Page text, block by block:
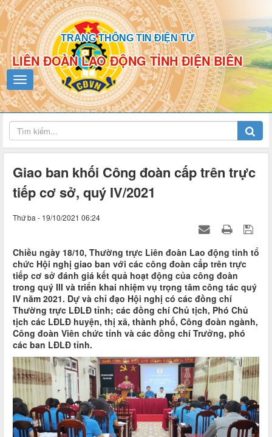
TRANG THÔNG TIN ĐIỆN TỬ
LIÊN ĐOÀN LAO ĐỘNG TỈNH ĐIỆN BIÊN
Giao ban khối Công đoàn cấp trên trực
tiếp cơ sở, quý IV/2021
Thứ ba - 19/10/2021 06:24
Chiều ngày 18/10, Thường trực Liên đoàn Lao động tỉnh tổ
chức Hội nghị giao ban với các công đoàn cấp trên trực
tiếp cơ sở đánh giá kết quả hoạt động của công đoàn
trong quý III và triển khai nhiệm vụ trọng tâm công tác quý
IV năm 2021. Dự và chỉ đạo Hội nghị có các đồng chí
Thường trực LĐLĐ tỉnh; các đồng chí Chủ tịch, Phó Chủ
tịch các LĐLĐ huyện, thị xã, thành phố, Công đoàn ngành,
Công đoàn Viên chức tỉnh và các đồng chí Trưởng, phó
các ban LĐLĐ tỉnh.